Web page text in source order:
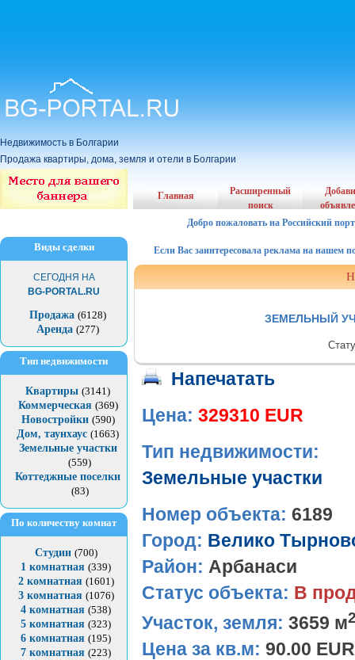
Недвижимость в Болгарии
Продажа квартиры, дома, земля и отели в Болгарии
Виды сделки
СЕГОДНЯ НА
BG-PORTAL.RU
Продажа (6128)
Аренда (277)
Тип недвижимости
Квартиры (3141)
Коммерческая (369)
Новостройки (590)
Дом, таунхаус (1663)
Земельные участки
(559)
Коттеджные поселки
(83)
По количеству комнат
Студии (700)
1 комнатная (339)
2 комнатная (1601)
3 комнатная (1076)
4 комнатная (538)
5 комнатная (323)
6 комнатная (195)
7 комнатная (223)
Главная
Расширенный
поиск
Добро пожаловать на Российский
Если Вас заинтересовала реклама на нашем
ЗЕМЕЛЬНЫЙ
Напечатать
Цена: 329310 EUR
Тип недвижимости:
Земельные участки
Номер объекта: 6189
Город: Велико
Район: Арбанаси
Статус объекта: В
Участок, земля: 3659 м
Цена за кв.м: 90.00 EUR